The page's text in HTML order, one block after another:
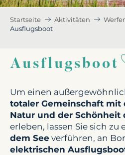
Startseite Aktivitäten
Ausflugsboot
Ausflugsboot
Um einen
totaler Gemeinschaft mit
Natur und der Schönheit
erleben, lassen Sie sich zu
dem See verführen, an
elektrischen